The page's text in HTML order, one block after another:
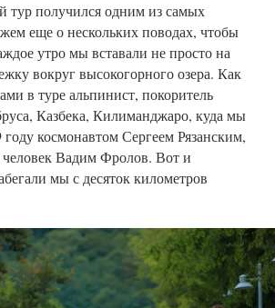
тур получился одним из самых
еще о нескольких поводах, чтобы
утро мы вставали не просто на
вокруг высокогорного озера. Как
в туре альпинист, покоритель
Казбека, Килиманджаро, куда мы
космонавтом Сергеем Рязанским,
Вадим Фролов. Вот и
мы с десяток километров